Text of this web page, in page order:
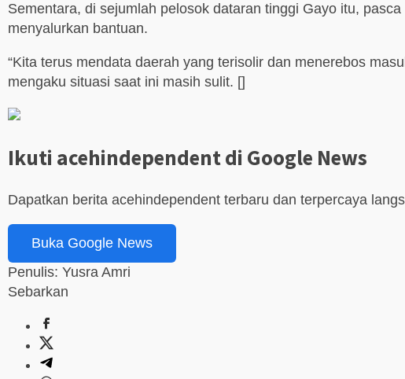
Sementara, di sejumlah pelosok dataran tinggi Gayo itu,
menyalurkan bantuan.
“Kita terus mendata daerah yang terisolir dan menerebos
mengaku situasi saat ini masih sulit. []
Ikuti acehindependent di Google News
Dapatkan berita acehindependent terbaru dan terpercaya
Buka Google News
Penulis: Yusra Amri
Sebarkan